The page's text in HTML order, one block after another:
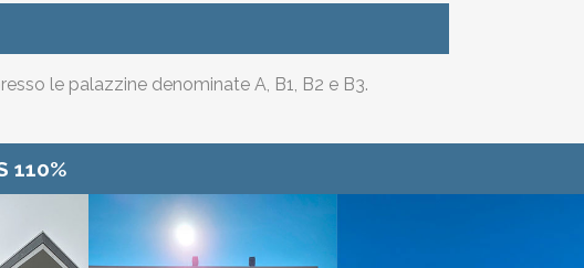
le palazzine denominate A, B1, B2 e B3.
110%